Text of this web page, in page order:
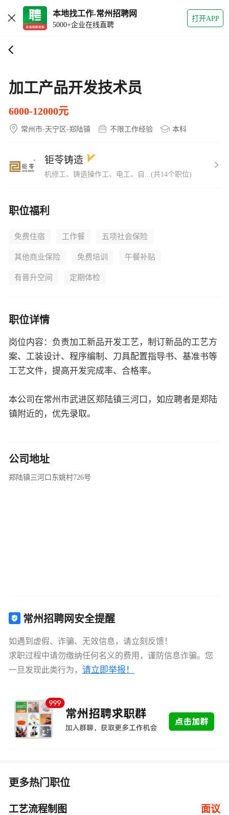
本地找工作-常州招聘网
5000+企业在线直聘
打开APP
加工产品开发技术员
6000-12000元
常州市-天宁区-郑陆镇 不限工作经验 本科
钜苓铸造
机修工、铸造操作工、电工、自...(共14个职位)
职位福利
免费住宿 工作餐 五项社会保险
其他商业保险 免费培训 午餐补贴
有晋升空间 定期体检
职位详情
岗位内容：负责加工新品开发工艺，制订新品的工艺方
案、工装设计、程序编制、刀具配置指导书、基准书等
工艺文件，提高开发完成率、合格率。
本公司在常州市武进区郑陆镇三河口，如应聘者是郑陆
镇附近的，优先录取。
公司地址
郑陆镇三河口东姚村726号
常州招聘网安全提醒
如遇到虚假、诈骗、无效信息，请立刻反馈！
求职过程中请勿缴纳任何名义的费用，谨防信息诈骗。您
一旦发现此类行为， 请立即举报！
更多热门职位
工艺流程制图 面议